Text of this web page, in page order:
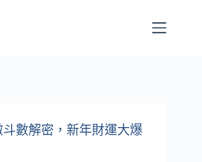
數解密，新年財運大爆